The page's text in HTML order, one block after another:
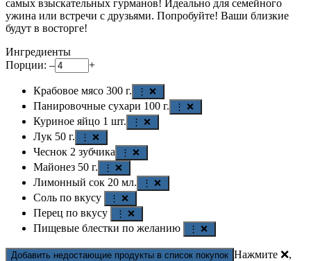
самых взыскательных гурманов! Идеально для семейного
ужина или встречи с друзьями. Попробуйте! Ваши близкие
будут в восторге!
Ингредиенты
Порции: – +
Крабовое мясо 300 г. ⋮ ❌
Панировочные сухари 100 г. ⋮ ❌
Куриное яйцо 1 шт. ⋮ ❌
Лук 50 г. ⋮ ❌
Чеснок 2 зубчика ⋮ ❌
Майонез 50 г. ⋮ ❌
Лимонный сок 20 мл. ⋮ ❌
Соль по вкусу ⋮ ❌
Перец по вкусу ⋮ ❌
Пищевые блестки по желанию ⋮ ❌
Добавить недостающие продукты в список покупок Нажмите ❌,